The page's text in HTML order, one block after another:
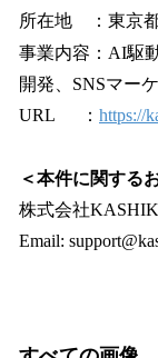
所在地 ：東京都
事業内容：AI駆
開発、SNSマー
URL ： https://
＜本件に関する
株式会社
Email: